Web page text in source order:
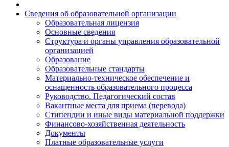
Сведения об образовательной организации
Образовательная лицензия
Основные сведения
Структура и органы управления образовательной
организацией
Образование
Образовательные стандарты
Материально-техническое обеспечение и
оснащенность образовательного процесса
Руководство. Педагогический состав
Вакантные места для приема (перевода)
Стипендии и иные виды материальной поддержки
Финансово-хозяйственная деятельность
Документы
Платные образовательные услуги